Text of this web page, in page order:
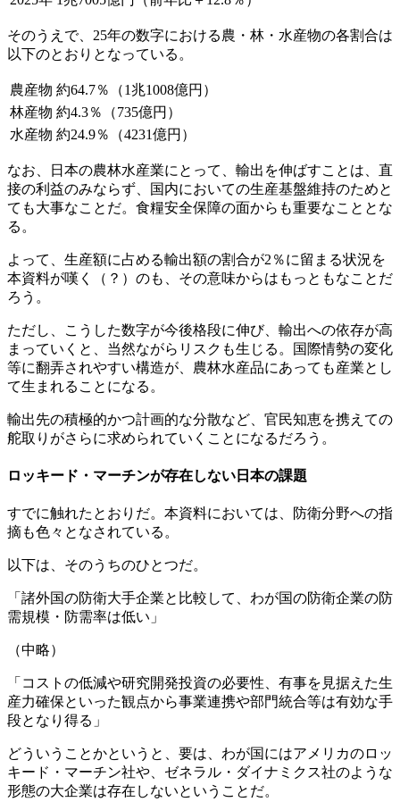
そのうえで、25年の数字における農・林・水産物の各割合は
以下のとおりとなっている。
農産物 約64.7％（1兆1008億円）
林産物 約4.3％（735億円）
水産物 約24.9％（4231億円）
なお、日本の農林水産業にとって、輸出を伸ばすことは、直
接の利益のみならず、国内においての生産基盤維持のためと
ても大事なことだ。食糧安全保障の面からも重要なこととな
る。
よって、生産額に占める輸出額の割合が2％に留まる状況を
本資料が嘆く（？）のも、その意味からはもっともなことだ
ろう。
ただし、こうした数字が今後格段に伸び、輸出への依存が高
まっていくと、当然ながらリスクも生じる。国際情勢の変化
等に翻弄されやすい構造が、農林水産品にあっても産業とし
て生まれることになる。
輸出先の積極的かつ計画的な分散など、官民知恵を携えての
舵取りがさらに求められていくことになるだろう。
ロッキード・マーチンが存在しない日本の課題
すでに触れたとおりだ。本資料においては、防衛分野への指
摘も色々となされている。
以下は、そのうちのひとつだ。
「諸外国の防衛大手企業と比較して、わが国の防衛企業の防
需規模・防需率は低い」
（中略）
「コストの低減や研究開発投資の必要性、有事を見据えた生
産力確保といった観点から事業連携や部門統合等は有効な手
段となり得る」
どういうことかというと、要は、わが国にはアメリカのロッ
キード・マーチン社や、ゼネラル・ダイナミクス社のような
形態の大企業は存在しないということだ。